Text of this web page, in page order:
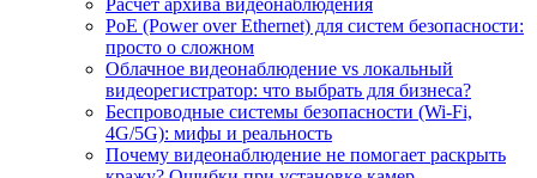
Расчет архива видеонаблюдения
PoE (Power over Ethernet) для систем безопасности:
просто о сложном
Облачное видеонаблюдение vs локальный
видеорегистратор: что выбрать для бизнеса?
Беспроводные системы безопасности (Wi-Fi,
4G/5G): мифы и реальность
Почему видеонаблюдение не помогает раскрыть